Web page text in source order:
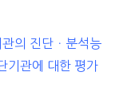
의 진단ㆍ분석능
기관에 대한 평가